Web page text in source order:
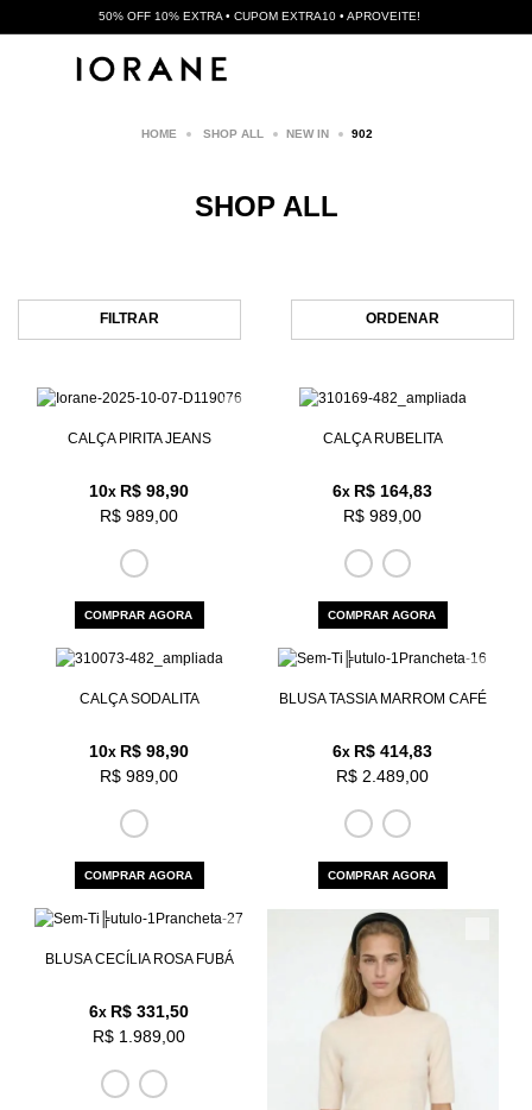
50% OFF 10% EXTRA • CUPOM EXTRA10 • APROVEITE!
SHOP ALL NEW IN 902
SHOP ALL
FILTRAR ORDENAR
CALÇA PIRITA JEANS
10x R$ 98,90
R$ 989,00
COMPRAR AGORA
CALÇA RUBELITA
6x R$ 164,83
R$ 989,00
COMPRAR AGORA
CALÇA SODALITA
10x R$ 98,90
R$ 989,00
COMPRAR AGORA
BLUSA TASSIA MARROM CAFÉ
6x R$ 414,83
R$ 2.489,00
COMPRAR AGORA
BLUSA CECÍLIA ROSA FUBÁ
6x R$ 331,50
R$ 1.989,00